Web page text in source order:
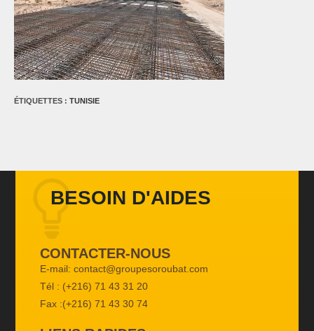
ÉTIQUETTES : TUNISIE
BESOIN D'AIDES
CONTACTER-NOUS
E-mail: contact@groupesoroubat.com
Tél : (+216) 71 43 31 20
Fax :(+216) 71 43 30 74